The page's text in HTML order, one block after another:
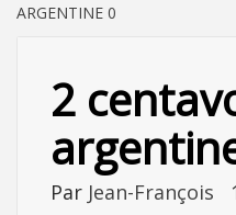
ARGENTINE 0
2
Par Jean-François